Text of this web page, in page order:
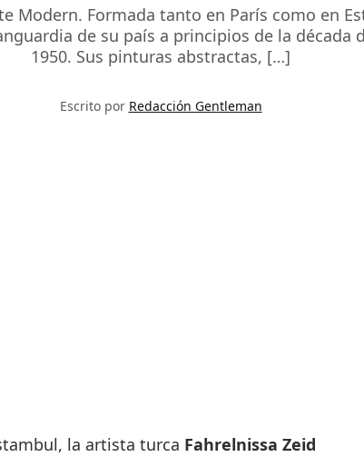
Modern. Formada tanto en París como en
de su país a principios de la década
1950. Sus pinturas abstractas, […]
Escrito por Redacción Gentleman
la artista turca Fahrelnissa Zeid